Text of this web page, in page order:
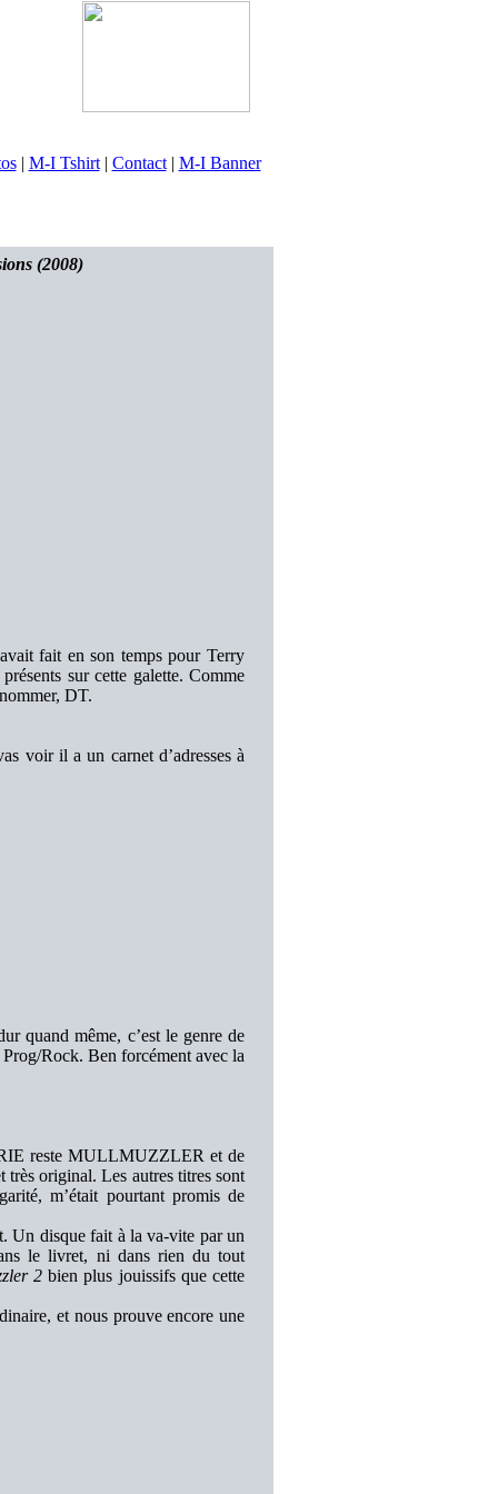
| M-I Tshirt| Contact| M-I Banner
(2008)
fait en son temps pour Terry
sur cette galette. Comme
DT.
voir il a un carnet d’adresses à
quand même, c’est le genre de
Prog/Rock. Ben forcément avec la
reste MULLMUZZLER et de
très original. Les autres titres sont
m’était pourtant promis de
Un disque fait à la va-vite par un
le livret, ni dans rien du tout
2bien plus jouissifs que cette
et nous prouve encore une